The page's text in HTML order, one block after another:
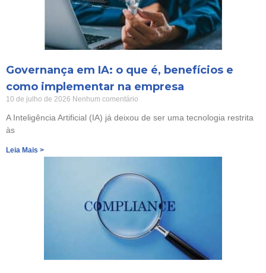
Governança em IA: o que é, benefícios e
como implementar na empresa
10 de julho de 2026 Nenhum comentário
A Inteligência Artificial (IA) já deixou de ser uma tecnologia restrita
às
Leia Mais >